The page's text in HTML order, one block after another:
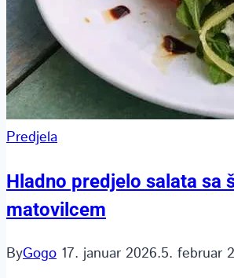
Predjela
Hladno predjelo salata sa
matovilcem
ByGogo 17. januar 2026.5. februar